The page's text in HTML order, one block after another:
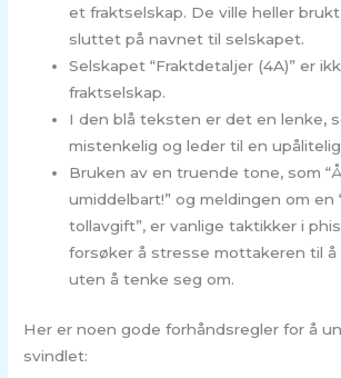
et fraktselskap. De ville heller
sluttet på navnet til selskapet.
Selskapet “Fraktdetaljer (4A)” er
fraktselskap.
I den blå teksten er det en lenke,
mistenkelig og leder til en
Bruken av en truende tone, som
umiddelbart!” og meldingen om en
tollavgift”, er vanlige taktikker i
forsøker å stresse mottakeren til å
uten å tenke seg om.
Her er noen gode forhåndsregler for å
svindlet: